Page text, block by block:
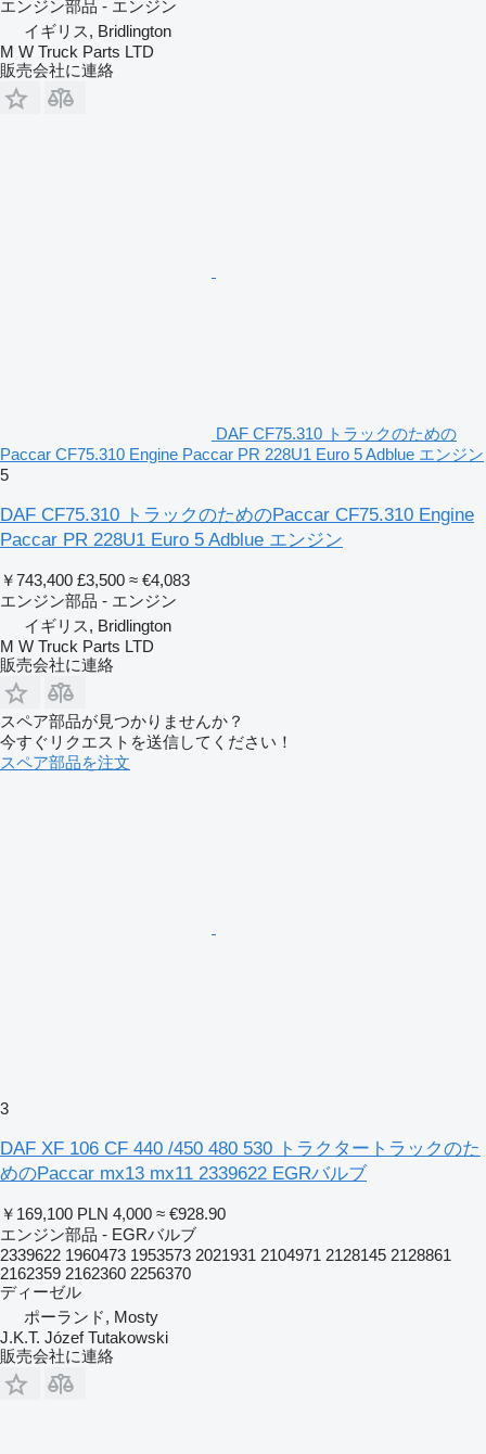
エンジン部品 - エンジン
イギリス, Bridlington
M W Truck Parts LTD
販売会社に連絡
DAF CF75.310 トラックのための
Paccar CF75.310 Engine Paccar PR 228U1 Euro 5 Adblue エンジン
5
DAF CF75.310 トラックのためのPaccar CF75.310 Engine
Paccar PR 228U1 Euro 5 Adblue エンジン
￥743,400 £3,500 ≈ €4,083
エンジン部品 - エンジン
イギリス, Bridlington
M W Truck Parts LTD
販売会社に連絡
スペア部品が見つかりませんか？
今すぐリクエストを送信してください！
スペア部品を注文
3
DAF XF 106 CF 440 /450 480 530 トラクタートラックのた
めのPaccar mx13 mx11 2339622 EGRバルブ
￥169,100 PLN 4,000 ≈ €928.90
エンジン部品 - EGRバルブ
2339622 1960473 1953573 2021931 2104971 2128145 2128861
2162359 2162360 2256370
ディーゼル
ポーランド, Mosty
J.K.T. Józef Tutakowski
販売会社に連絡